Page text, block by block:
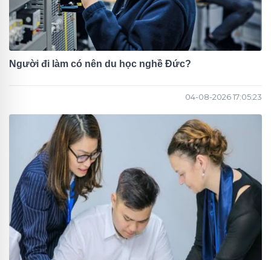
Người đi làm có nên du học nghề Đức?
04-08-2026 17:05:23